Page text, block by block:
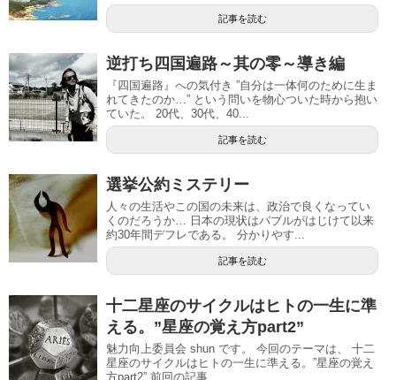
記事を読む
逆打ち四国遍路～其の零～導き編
『四国遍路』への気付き ”自分は一体何のために生ま
れてきたのか…” という問いを物心ついた時から抱い
ていた。 20代、30代、40...
記事を読む
選挙公約ミステリー
人々の生活やこの国の未来は、政治で良くなってい
くのだろうか… 日本の現状はバブルがはじけて以来
約30年間デフレである。 分かりやす...
記事を読む
十二星座のサイクルはヒトの一生に準
える。”星座の覚え方part2”
魅力向上委員会 shun です。 今回のテーマは、 十二
星座のサイクルはヒトの一生に準える。”星座の覚え
方part2” 前回の記事...